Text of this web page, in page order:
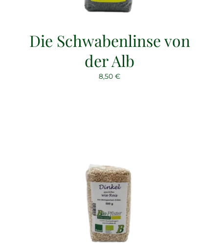
Die Schwabenlinse von
der Alb
8,50 €